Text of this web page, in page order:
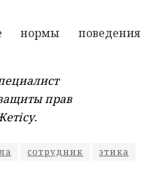
нормы поведения
прав
сотрудник этика